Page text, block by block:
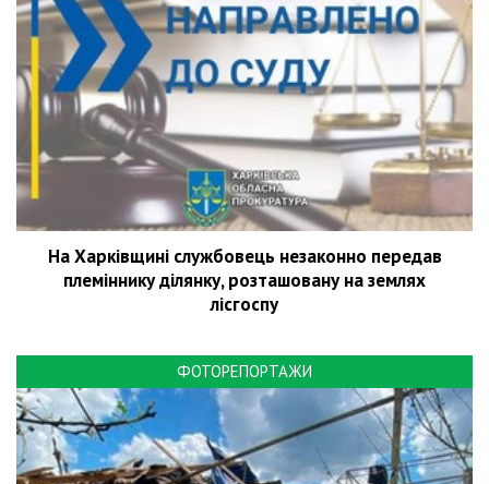
На Харківщині службовець незаконно передав
племіннику ділянку, розташовану на землях
лісгоспу
ФОТОРЕПОРТАЖИ